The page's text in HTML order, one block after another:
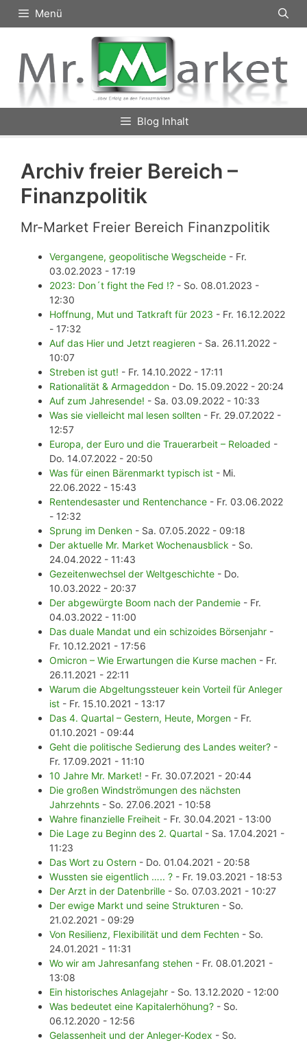
Inhalt
Menü
Blog Inhalt
Archiv freier Bereich –
Finanzpolitik
Mr-Market Freier Bereich Finanzpolitik
Vergangene, geopolitische Wegscheide - Fr.
03.02.2023 - 17:19
2023: Don´t fight the Fed !? - So. 08.01.2023 -
12:30
Hoffnung, Mut und Tatkraft für 2023 - Fr. 16.12.2022
- 17:32
Auf das Hier und Jetzt reagieren - Sa. 26.11.2022 -
10:07
Streben ist gut! - Fr. 14.10.2022 - 17:11
Rationalität & Armageddon - Do. 15.09.2022 - 20:24
Auf zum Jahresende! - Sa. 03.09.2022 - 10:33
Was sie vielleicht mal lesen sollten - Fr. 29.07.2022 -
12:57
Europa, der Euro und die Trauerarbeit – Reloaded -
Do. 14.07.2022 - 20:50
Was für einen Bärenmarkt typisch ist - Mi.
22.06.2022 - 15:43
Rentendesaster und Rentenchance - Fr. 03.06.2022
- 12:32
Sprung im Denken - Sa. 07.05.2022 - 09:18
Der aktuelle Mr. Market Wochenausblick - So.
24.04.2022 - 11:43
Gezeitenwechsel der Weltgeschichte - Do.
10.03.2022 - 20:37
Der abgewürgte Boom nach der Pandemie - Fr.
04.03.2022 - 11:00
Das duale Mandat und ein schizoides Börsenjahr -
Fr. 10.12.2021 - 17:56
Omicron – Wie Erwartungen die Kurse machen - Fr.
26.11.2021 - 22:11
Warum die Abgeltungssteuer kein Vorteil für Anleger
ist - Fr. 15.10.2021 - 13:17
Das 4. Quartal – Gestern, Heute, Morgen - Fr.
01.10.2021 - 09:44
Geht die politische Sedierung des Landes weiter? -
Fr. 17.09.2021 - 11:10
10 Jahre Mr. Market! - Fr. 30.07.2021 - 20:44
Die großen Windströmungen des nächsten
Jahrzehnts - So. 27.06.2021 - 10:58
Wahre finanzielle Freiheit - Fr. 30.04.2021 - 13:00
Die Lage zu Beginn des 2. Quartal - Sa. 17.04.2021 -
11:23
Das Wort zu Ostern - Do. 01.04.2021 - 20:58
Wussten sie eigentlich ….. ? - Fr. 19.03.2021 - 18:53
Der Arzt in der Datenbrille - So. 07.03.2021 - 10:27
Der ewige Markt und seine Strukturen - So.
21.02.2021 - 09:29
Von Resilienz, Flexibilität und dem Fechten - So.
24.01.2021 - 11:31
Wo wir am Jahresanfang stehen - Fr. 08.01.2021 -
13:08
Ein historisches Anlagejahr - So. 13.12.2020 - 12:00
Was bedeutet eine Kapitalerhöhung? - So.
06.12.2020 - 12:56
Gelassenheit und der Anleger-Kodex - So.